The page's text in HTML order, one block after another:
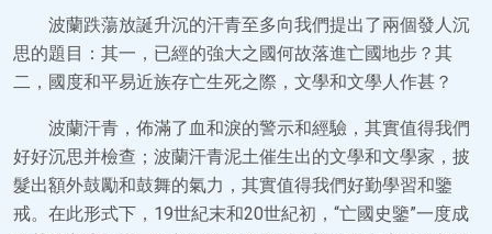
波蘭跌蕩放誕升沉的汗青至多向我們提出了兩個發人沉
思的題目：其一，已經的強大之國何故落進亡國地步？其
二，國度和平易近族存亡生死之際，文學和文學人作甚？
波蘭汗青，佈滿了血和淚的警示和經驗，其實值得我們
好好沉思并檢查；波蘭汗青泥土催生出的文學和文學家，披
髮出額外鼓勵和鼓舞的氣力，其實值得我們好勤學習和鑒
戒。在此形式下，19世紀末和20世紀初，“亡國史鑒”一度成